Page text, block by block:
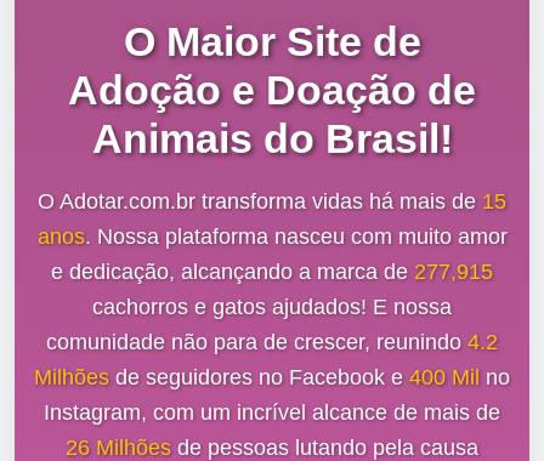
O Maior Site de
Adoção e Doação de
Animais do Brasil!
O Adotar.com.br transforma vidas há mais de 15
anos. Nossa plataforma nasceu com muito amor
e dedicação, alcançando a marca de 277,915
cachorros e gatos ajudados! E nossa
comunidade não para de crescer, reunindo 4.2
Milhõesde seguidores no Facebook e 400 Mil no
Instagram, com um incrível alcance de mais de
26 Milhõesde pessoas lutando pela causa